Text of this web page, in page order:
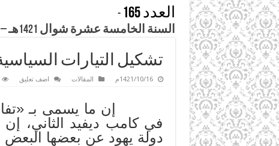
العدد 165
-
السنة الخامسة عشرة شوال 1421هـ – كانون الثاني 2001م
تشكيل التيارات
1421/10/16م المقالات اضف تعليق
إن ما يسمى بـ
في كامب ديفيد الثاني، إن
دولة يهود عن بعضها